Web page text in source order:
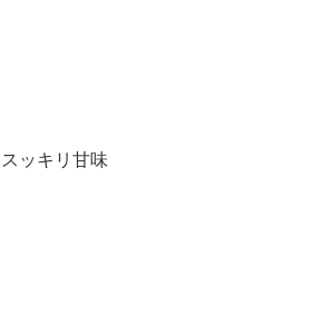
スッキリ 甘味